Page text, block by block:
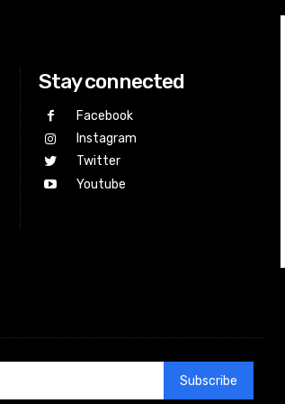
Stay connected
Facebook
Instagram
Twitter
Youtube
Subscribe